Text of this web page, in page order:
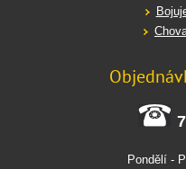
Pondělí -